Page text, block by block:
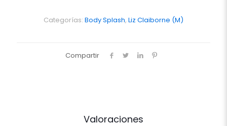
Categorías: Body Splash, Liz Claiborne (M)
Compartir
Valoraciones